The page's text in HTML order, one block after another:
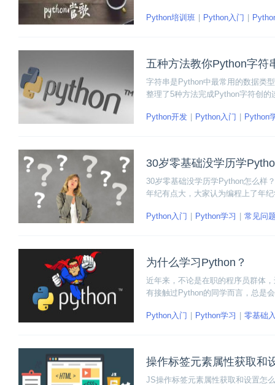
Python培训班 Python入门
五种方法教你Python字符
字符串是Python中最常用的数据类
整理了5种方法完成Python字符创的
Python开发 Python入门 Python
30岁零基础没学历学
30岁零基础没学历学Python怎么样
年纪有点大，大家认为编程上了年
Python入门
Python学习 常见问
为什么学习Python？
近年来，不论是在职的程序员群体
有接触过Python的同学而言，总是
Python入门 Python学习 零基础
操作标签元素属性获取和
JS操作标签元素属性获取和设置怎